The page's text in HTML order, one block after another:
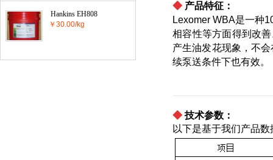
Hankins EH808
￥30.00/kg
◆ 产品特征：
Lexomer WBA是一种
相容性等方面得到改
产生油发花现象，不
续泵送条件下也有效。
◆ 技术参数：
以下是基于我们产品